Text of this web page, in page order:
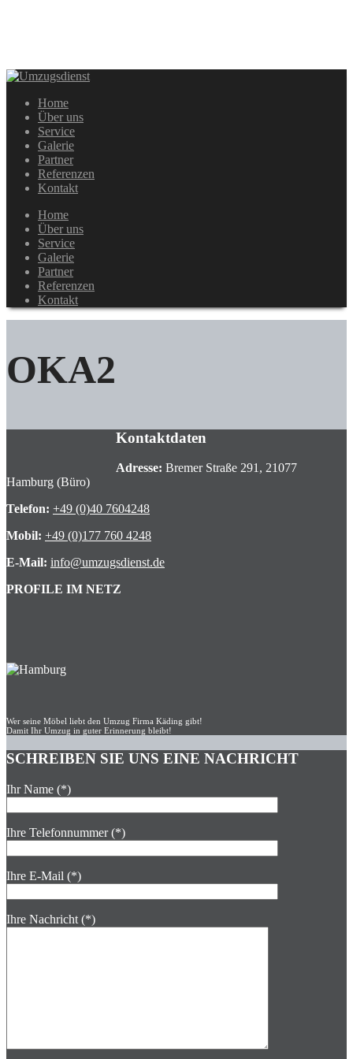
Home
Über uns
Service
Galerie
Partner
Referenzen
Kontakt
Home
Über uns
Service
Galerie
Partner
Referenzen
Kontakt
OKA2
Kontaktdaten
Adresse: Bremer Straße 291, 21077
Hamburg (Büro)
Telefon: +49 (0)40 7604248
Mobil: +49 (0)177 760 4248
E-Mail: info@umzugsdienst.de
PROFILE IM NETZ
Wer seine Möbel liebt den Umzug Firma Käding gibt!
Damit Ihr Umzug in guter Erinnerung bleibt!
SCHREIBEN SIE UNS EINE NACHRICHT
Ihr Name (*)
Ihre Telefonnummer (*)
Ihre E-Mail (*)
Ihre Nachricht (*)